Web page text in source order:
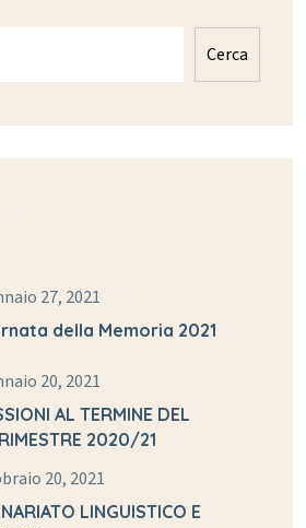
Cerca
27, 2021
della Memoria 2021
20, 2021
AL TERMINE DEL
2020/21
20, 2021
LINGUISTICO E